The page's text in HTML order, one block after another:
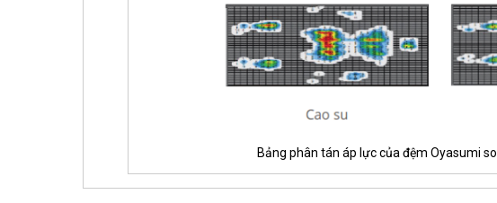
Bảng phân tán áp lực của đệm Oyasumi